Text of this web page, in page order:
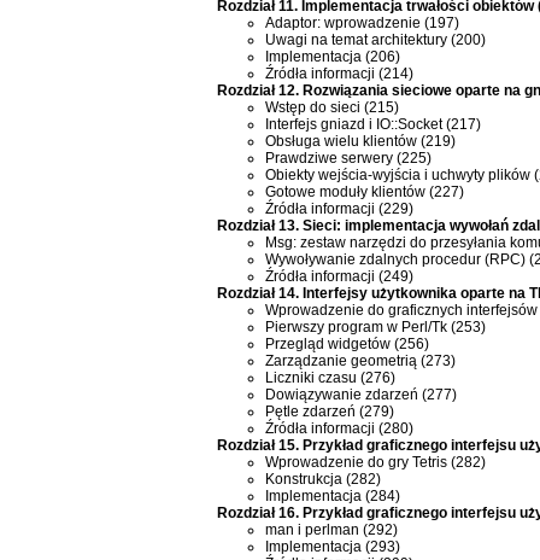
Rozdział 11. Implementacja trwałości obiektów
Adaptor: wprowadzenie (197)
Uwagi na temat architektury (200)
Implementacja (206)
Źródła informacji (214)
Rozdział 12. Rozwiązania sieciowe oparte na
Wstęp do sieci (215)
Interfejs gniazd i IO::Socket (217)
Obsługa wielu klientów (219)
Prawdziwe serwery (225)
Obiekty wejścia-wyjścia i uchwyty plików
Gotowe moduły klientów (227)
Źródła informacji (229)
Rozdział 13. Sieci: implementacja wywołań
Msg: zestaw narzędzi do przesyłania
Wywoływanie zdalnych procedur (RPC)
Źródła informacji (249)
Rozdział 14. Interfejsy użytkownika oparte na
Wprowadzenie do graficznych
Pierwszy program w Perl/Tk (253)
Przegląd widgetów (256)
Zarządzanie geometrią (273)
Liczniki czasu (276)
Dowiązywanie zdarzeń (277)
Pętle zdarzeń (279)
Źródła informacji (280)
Rozdział 15. Przykład graficznego interfejsu
Wprowadzenie do gry Tetris (282)
Konstrukcja (282)
Implementacja (284)
Rozdział 16. Przykład graficznego interfejsu
man i perlman (292)
Implementacja (293)